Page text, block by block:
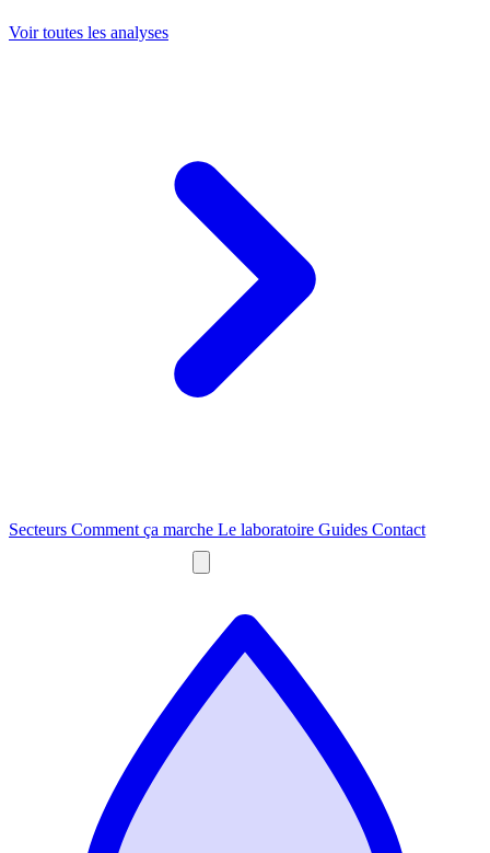
Voir toutes les analyses
Secteurs Comment ça marche Le laboratoire Guides Contact